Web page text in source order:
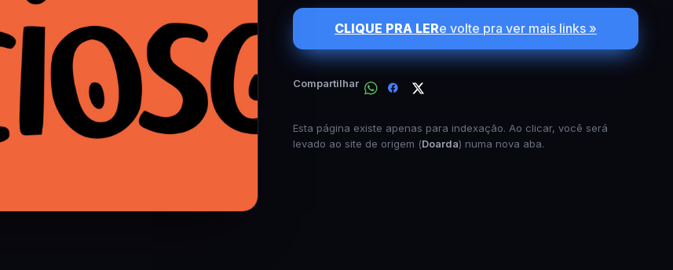
CLIQUE PRA LERe volte pra ver mais links »
Compartilhar
Esta página existe apenas para indexação. Ao clicar, você será
levado ao site de origem (Doarda) numa nova aba.